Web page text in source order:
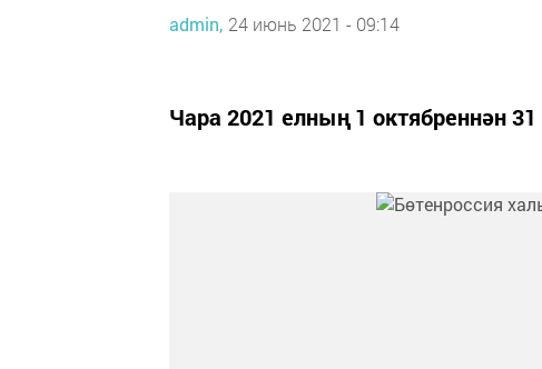
admin, 24 июнь 2021 - 09:14
Чара 2021 елның 1 октябреннән